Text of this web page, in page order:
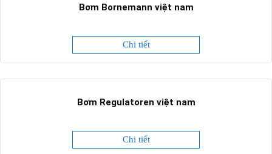
Bơm Bornemann việt nam
Chi tiết
Bơm Regulatoren việt nam
Chi tiết